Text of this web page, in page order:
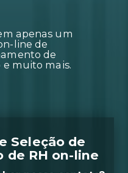
e busca de
on-line de
e muito